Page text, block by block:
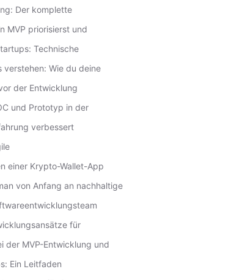
Der komplette
MVP priorisierst und
Technische
verstehen: Wie du deine
der Entwicklung
und Prototyp in der
verbessert
einer Krypto-Wallet-App
von Anfang an nachhaltige
für
der MVP-Entwicklung und
Ein Leitfaden